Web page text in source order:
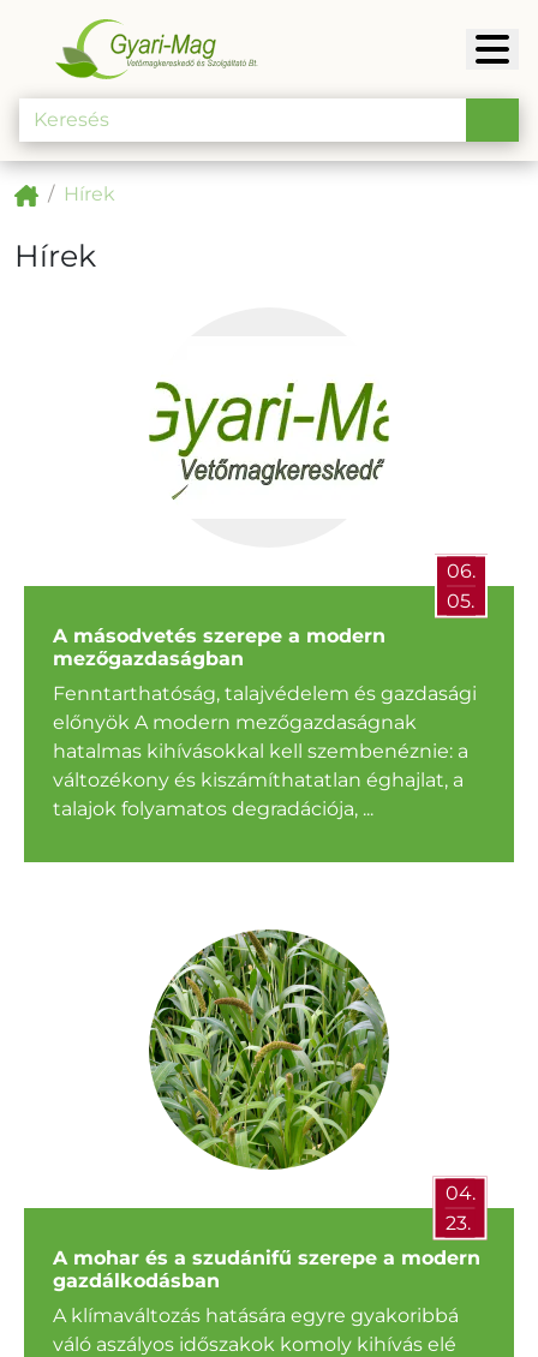
Hírek
Hírek
06.
05.
A másodvetés szerepe a modern
mezőgazdaságban
Fenntarthatóság, talajvédelem és gazdasági
előnyök A modern mezőgazdaságnak
hatalmas kihívásokkal kell szembenéznie: a
változékony és kiszámíthatatlan éghajlat, a
talajok folyamatos degradációja, ...
04.
23.
A mohar és a szudánifű szerepe a modern
gazdálkodásban
A klímaváltozás hatására egyre gyakoribbá
váló aszályos időszakok komoly kihívás elé